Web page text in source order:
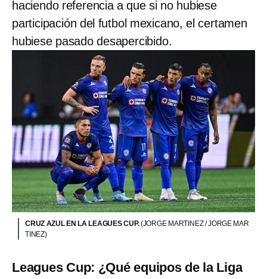
haciendo referencia a que si no hubiese
participación del futbol mexicano, el certamen
hubiese pasado desapercibido.
CRUZ AZUL EN LA LEAGUES CUP.(JORGE MARTINEZ / JORGE MAR
TINEZ)
Leagues Cup: ¿Qué equipos de la Liga